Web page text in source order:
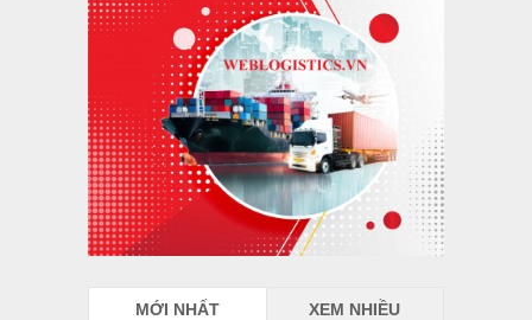
MỚI NHẤT XEM NHIỀU